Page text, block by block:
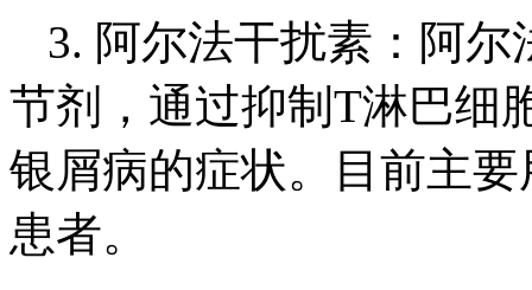
3. 阿尔法干扰素：阿
节剂，通过抑制T淋巴细
银屑病的症状。目前主
患者。